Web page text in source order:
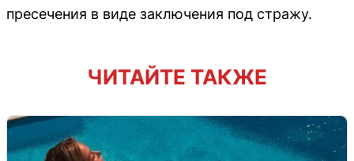
пресечения в виде заключения под стражу.
ЧИТАЙТЕ ТАКЖЕ